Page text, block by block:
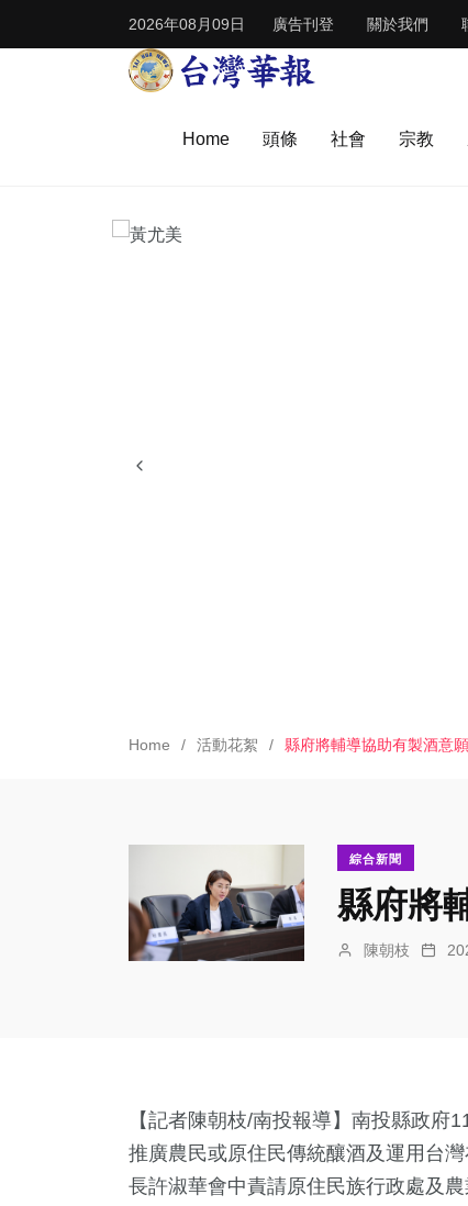
2026年08月09日 廣告刊登 關於我們
Home 頭條 社會 宗教
Home 活動花絮 縣府將輔導協助有製酒意
綜合新聞
縣府將
陳朝枝
【記者陳朝枝/南投報導】南投縣政府
推廣農民或原住民傳統釀酒及運用台
長許淑華會中責請原住民族行政處及